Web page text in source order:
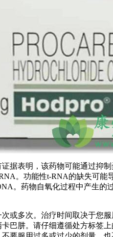
据表明，该药物可能通过抑
。功能性t-RNA的缺失可能
。药物自氧化过程中产生的
或多次。治疗时间取决于您
巴肼。请仔细遵循处方标签